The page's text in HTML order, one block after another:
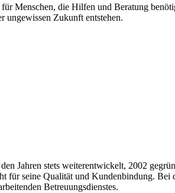
Menschen, die Hilfen und Beratung
ungewissen Zukunft entstehen.
Jahren stets weiterentwickelt, 2002
für seine Qualität und Kundenbindung.
Betreuungsdienstes.